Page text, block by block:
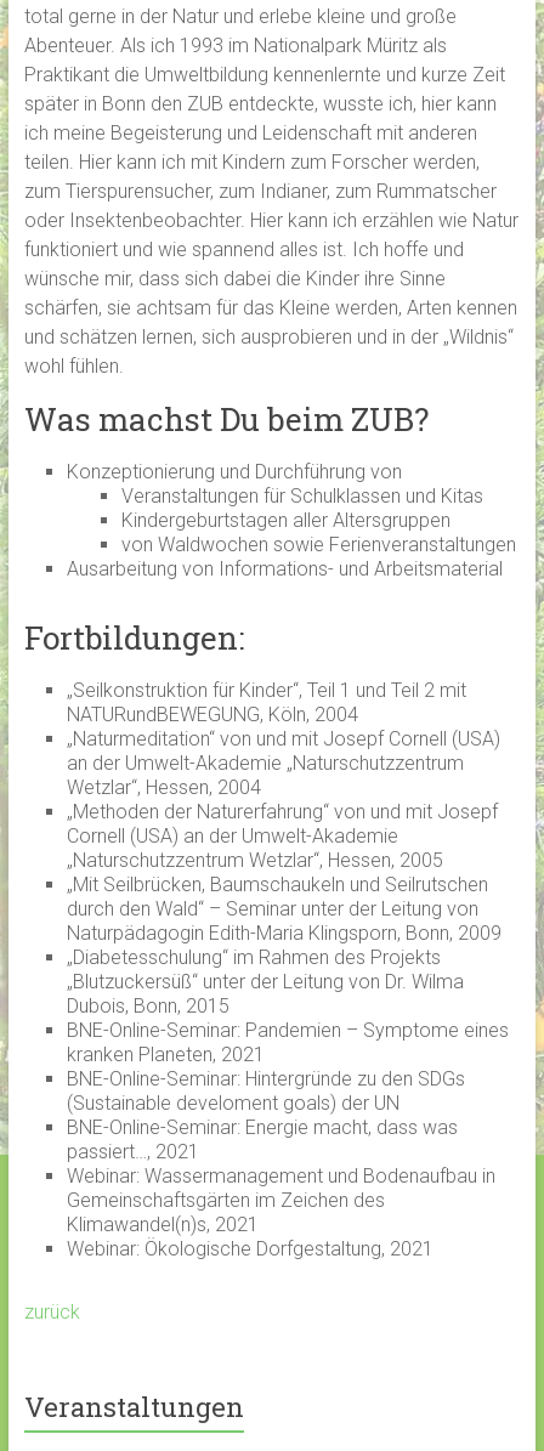
total gerne in der Natur und erlebe kleine und große
Abenteuer. Als ich 1993 im Nationalpark Müritz als
Praktikant die Umweltbildung kennenlernte und kurze Zeit
später in Bonn den ZUB entdeckte, wusste ich, hier kann
ich meine Begeisterung und Leidenschaft mit anderen
teilen. Hier kann ich mit Kindern zum Forscher werden,
zum Tierspurensucher, zum Indianer, zum Rummatscher
oder Insektenbeobachter. Hier kann ich erzählen wie Natur
funktioniert und wie spannend alles ist. Ich hoffe und
wünsche mir, dass sich dabei die Kinder ihre Sinne
schärfen, sie achtsam für das Kleine werden, Arten kennen
und schätzen lernen, sich ausprobieren und in der „Wildnis“
wohl fühlen.
Was machst Du beim ZUB?
Konzeptionierung und Durchführung von
Veranstaltungen für Schulklassen und Kitas
Kindergeburtstagen aller Altersgruppen
von Waldwochen sowie Ferienveranstaltungen
Ausarbeitung von Informations- und Arbeitsmaterial
Fortbildungen:
„Seilkonstruktion für Kinder“, Teil 1 und Teil 2 mit
NATURundBEWEGUNG, Köln, 2004
„Naturmeditation“ von und mit Josepf Cornell (USA)
an der Umwelt-Akademie „Naturschutzzentrum
Wetzlar“, Hessen, 2004
„Methoden der Naturerfahrung“ von und mit Josepf
Cornell (USA) an der Umwelt-Akademie
„Naturschutzzentrum Wetzlar“, Hessen, 2005
„Mit Seilbrücken, Baumschaukeln und Seilrutschen
durch den Wald“ – Seminar unter der Leitung von
Naturpädagogin Edith-Maria Klingsporn, Bonn, 2009
„Diabetesschulung“ im Rahmen des Projekts
„Blutzuckersüß“ unter der Leitung von Dr. Wilma
Dubois, Bonn, 2015
BNE-Online-Seminar: Pandemien – Symptome eines
kranken Planeten, 2021
BNE-Online-Seminar: Hintergründe zu den SDGs
(Sustainable develoment goals) der UN
BNE-Online-Seminar: Energie macht, dass was
passiert…, 2021
Webinar: Wassermanagement und Bodenaufbau in
Gemeinschaftsgärten im Zeichen des
Klimawandel(n)s, 2021
Webinar: Ökologische Dorfgestaltung, 2021
zurück
Veranstaltungen